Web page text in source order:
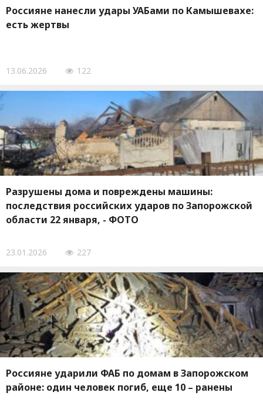
Россияне нанесли удары УАБами по Камышевахе:
есть жертвы
13.06.2026 122
Разрушены дома и повреждены машины:
последствия российских ударов по Запорожской
области 22 января, - ФОТО
23.01.2026 227
Россияне ударили ФАБ по домам в Запорожском
районе: один человек погиб, еще 10 – ранены